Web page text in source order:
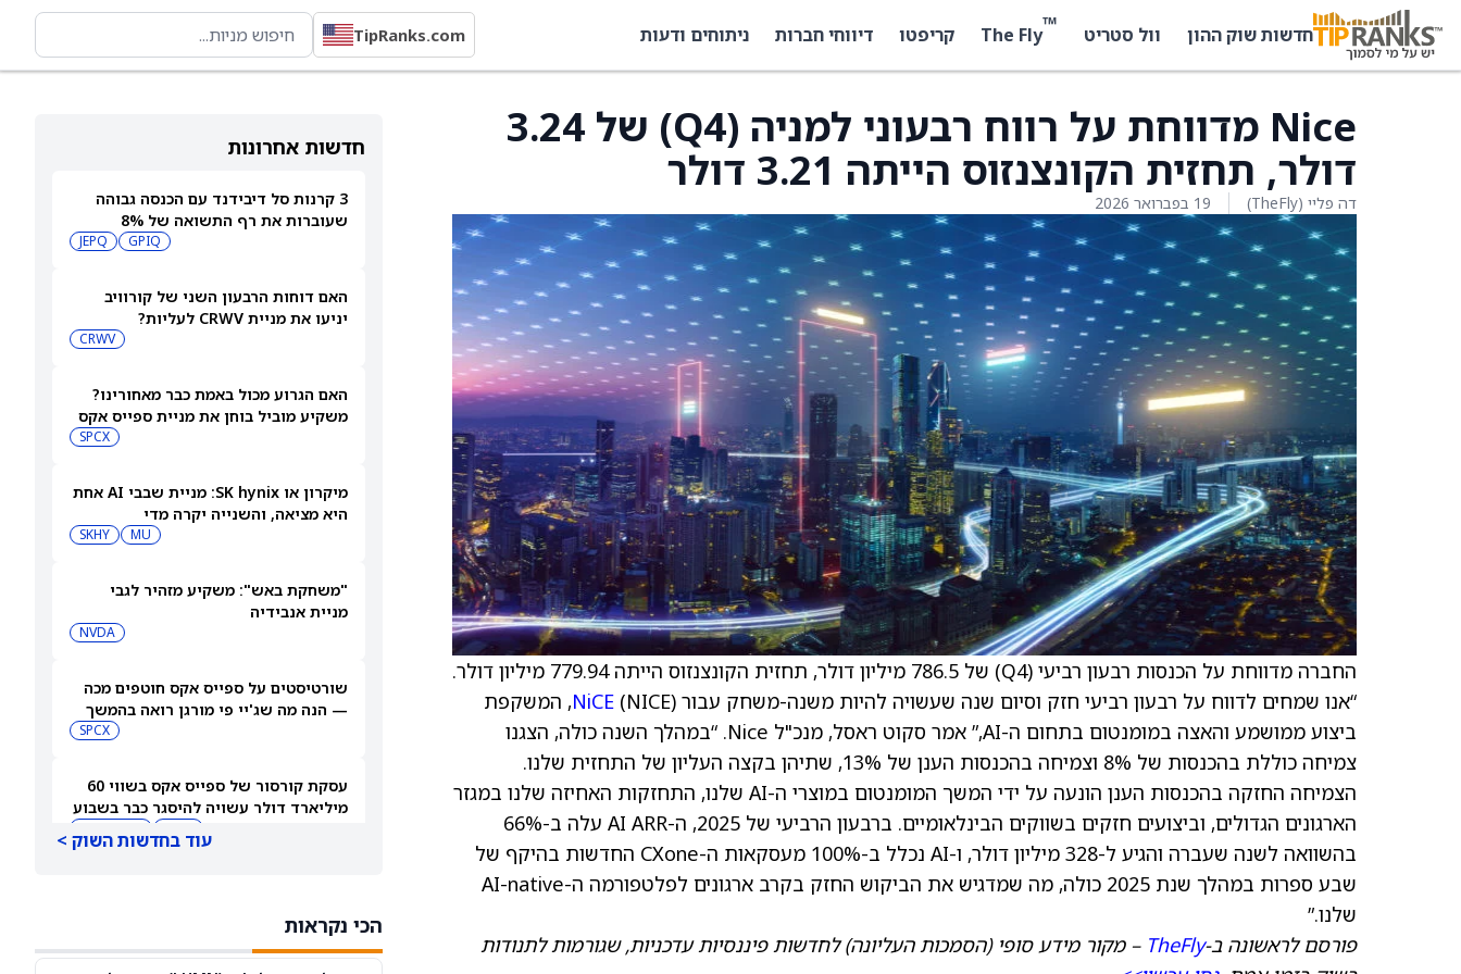
חדשות שוק ההון וול סטריט ™
The Fly קריפטו דיווחי חברות ניתוחים ודעות TipRanks.com
חדשות אחרונות
3 קרנות סל דיבידנד עם הכנסה גבוהה
שעוברות את רף התשואה של 8%
GPIQ
JEPQ
האם דוחות הרבעון השני של קורוויב
יניעו את מניית CRWV לעליות?
CRWV
האם הגרוע מכול באמת כבר מאחורינו?
משקיע מוביל בוחן את מניית ספייס אקס
SPCX
מיקרון או SK hynix: מניית שבבי AI אחת
היא מציאה, והשנייה יקרה מדי
MU
SKHY
"משחקת באש": משקיע מזהיר לגבי
מניית אנבידיה
NVDA
שורטיסטים על ספייס אקס חוטפים מכה
— הנה מה שג'יי פי מורגן רואה בהמשך
SPCX
עסקת קורסור של ספייס אקס בשווי 60
מיליארד דולר עשויה להיסגר כבר בשבוע
לטסלה
עוד בחדשות השוק >
הכי נקראות
Nice מדווחת על רווח רבעוני למניה (Q4) של 3.24
דולר, תחזית הקונצנזוס הייתה 3.21 דולר
דה פליי (TheFly) 19 בפברואר 2026
החברה מדווחת על הכנסות רבעון רביעי (Q4) של 786.5 מיליון דולר, תחזית הקונצנזוס הייתה 779.94 מיליון דולר.
“אנו שמחים לדווח על רבעון רביעי חזק וסיום שנה שעשויה להיות משנה-משחק עבור
NiCE(NICE), המשקפת
ביצוע ממושמע והאצה במומנטום בתחום ה-AI,” אמר סקוט ראסל, מנכ"ל Nice. “במהלך השנה כולה, הצגנו
צמיחה כוללת בהכנסות של 8% וצמיחה בהכנסות הענן של 13%, שתיהן בקצה העליון של התחזית שלנו.
הצמיחה החזקה בהכנסות הענן הונעה על ידי המשך המומנטום במוצרי ה-AI שלנו, התחזקות האחיזה שלנו במגזר
הארגונים הגדולים, וביצועים חזקים בשווקים הבינלאומיים. ברבעון הרביעי של 2025, ה-AI ARR עלה ב-66%
בהשוואה לשנה שעברה והגיע ל-328 מיליון דולר, ו-AI נכלל ב-100% מעסקאות ה-CXone החדשות בהיקף של
שבע ספרות במהלך שנת 2025 כולה, מה שמדגיש את הביקוש החזק בקרב ארגונים לפלטפורמה ה-AI-native
שלנו.”
פורסם לראשונה ב-TheFly – מקור מידע סופי (הסמכות העליונה) לחדשות פיננסיות עדכניות, שגורמות לתנודות